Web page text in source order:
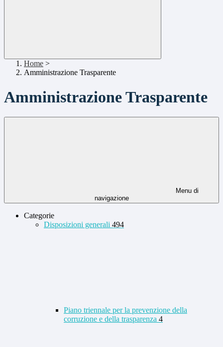
Home >
Amministrazione Trasparente
Amministrazione Trasparente
Menu di
navigazione
Categorie
Disposizioni generali 494
Piano triennale per la prevenzione della
corruzione e della trasparenza 4